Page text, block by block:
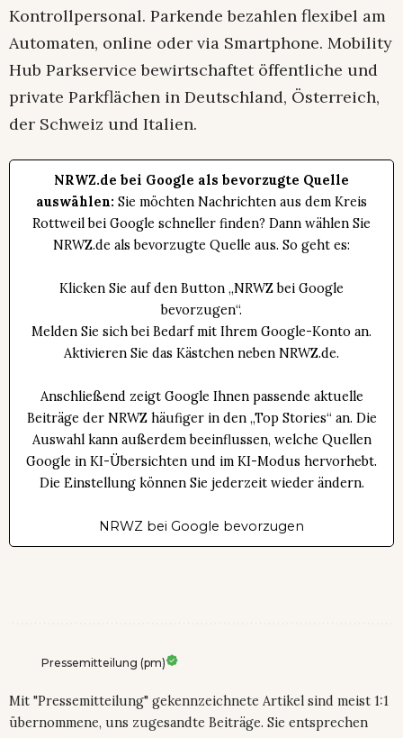
Kontrollpersonal. Parkende bezahlen flexibel am
Automaten, online oder via Smartphone. Mobility
Hub Parkservice bewirtschaftet öffentliche und
private Parkflächen in Deutschland, Österreich,
der Schweiz und Italien.
NRWZ.de bei Google als bevorzugte Quelle
auswählen: Sie möchten Nachrichten aus dem Kreis
Rottweil bei Google schneller finden? Dann wählen Sie
NRWZ.de als bevorzugte Quelle aus. So geht es:
Klicken Sie auf den Button „NRWZ bei Google
bevorzugen“.
Melden Sie sich bei Bedarf mit Ihrem Google-Konto an.
Aktivieren Sie das Kästchen neben NRWZ.de.
Anschließend zeigt Google Ihnen passende aktuelle
Beiträge der NRWZ häufiger in den „Top Stories“ an. Die
Auswahl kann außerdem beeinflussen, welche Quellen
Google in KI-Übersichten und im KI-Modus hervorhebt.
Die Einstellung können Sie jederzeit wieder ändern.
NRWZ bei Google bevorzugen
Pressemitteilung (pm)
Mit "Pressemitteilung" gekennzeichnete Artikel sind meist 1:1
übernommene, uns zugesandte Beiträge. Sie entsprechen